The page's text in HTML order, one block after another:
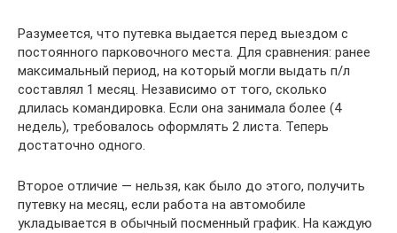
Разумеется, что путевка выдается перед выездом с
постоянного парковочного места. Для сравнения: ранее
максимальный период, на который могли выдать п/л
составлял 1 месяц. Независимо от того, сколько
длилась командировка. Если она занимала более (4
недель), требовалось оформлять 2 листа. Теперь
достаточно одного.
Второе отличие — нельзя, как было до этого, получить
путевку на месяц, если работа на автомобиле
укладывается в обычный посменный график. На каждую